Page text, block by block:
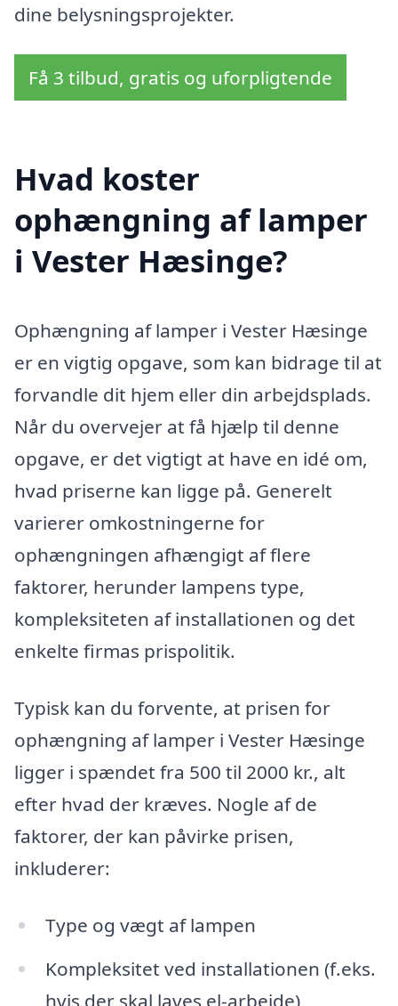
dine belysningsprojekter.
Få 3 tilbud, gratis og uforpligtende
Hvad koster
ophængning af lamper
i Vester Hæsinge?
Ophængning af lamper i Vester Hæsinge
er en vigtig opgave, som kan bidrage til at
forvandle dit hjem eller din arbejdsplads.
Når du overvejer at få hjælp til denne
opgave, er det vigtigt at have en idé om,
hvad priserne kan ligge på. Generelt
varierer omkostningerne for
ophængningen afhængigt af flere
faktorer, herunder lampens type,
kompleksiteten af installationen og det
enkelte firmas prispolitik.
Typisk kan du forvente, at prisen for
ophængning af lamper i Vester Hæsinge
ligger i spændet fra 500 til 2000 kr., alt
efter hvad der kræves. Nogle af de
faktorer, der kan påvirke prisen,
inkluderer:
Type og vægt af lampen
Kompleksitet ved installationen (f.eks.